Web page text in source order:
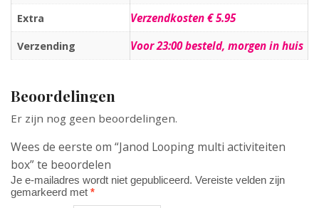
Extra Verzendkosten € 5.95
Verzending Voor 23:00 besteld, morgen in huis
Beoordelingen
Er zijn nog geen beoordelingen.
Wees de eerste om “Janod Looping multi activiteiten
box” te beoordelen
Je e-mailadres wordt niet gepubliceerd. Vereiste velden zijn
gemarkeerd met *